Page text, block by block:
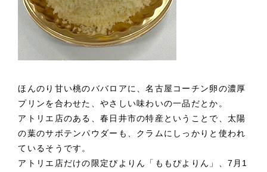
ほんのり甘い桃のババロアに、名古屋コーチン卵の濃厚
プリンを合わせた、やさしい味わいの一品だとか。
アトリエ店のある、春日井市の特産ということで、太陽
の葉のサボテンパウダーも、クラムにしっかりと使われ
ているそうです。
アトリエ店だけの限定ぴよりん「ももぴよりん」、7月1